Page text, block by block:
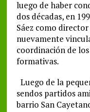
luego de haber
dos décadas, en
Sáez como
nuevamente
coordinación de
formativas.
Luego de la
sendos partidos
barrio San